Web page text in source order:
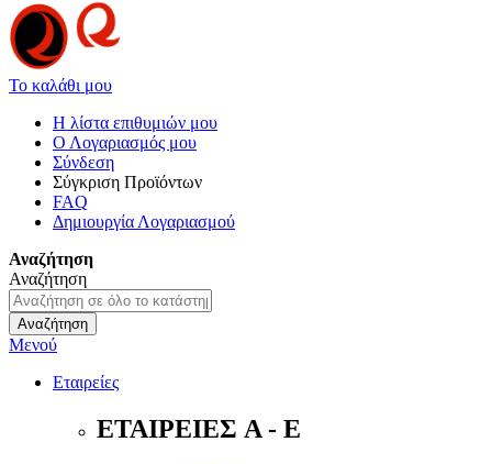
Το καλάθι μου
Η λίστα επιθυμιών μου
Ο Λογαριασμός μου
Σύνδεση
Σύγκριση Προϊόντων
FAQ
Δημιουργία Λογαριασμού
Αναζήτηση
Αναζήτηση
Αναζήτηση
Μενού
Εταιρείες
ΕΤΑΙΡΕΙΕΣ A - E